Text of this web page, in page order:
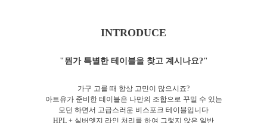
INTRODUCE
"뭔가 특별한 테이블을 찾고 계시나요?"
가구 고를 때 항상 고민이 많으시죠?
아트유가 준비한 테이블은 나만의 조합으로 꾸밀 수 있는
모던 하면서 고급스러운 비스포크 테이블입니다
HPL + 실버엣지 라인 처리를 하여 그렇지 않은 일반